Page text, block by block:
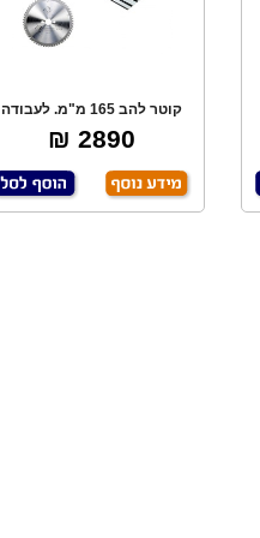
קוטר להב 165 מ"מ. לעבודה
קלה ומדוייקת. מ
2890 ₪